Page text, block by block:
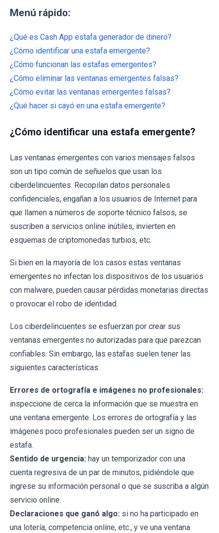
Menú rápido:
¿Qué es Cash App estafa generador de dinero?
¿Cómo identificar una estafa emergente?
¿Cómo funcionan las estafas emergentes?
¿Cómo eliminar las ventanas emergentes falsas?
¿Cómo evitar las ventanas emergentes falsas?
¿Qué hacer si cayó en una estafa emergente?
¿Cómo identificar una estafa emergente?
Las ventanas emergentes con varios mensajes falsos
son un tipo común de señuelos que usan los
ciberdelincuentes. Recopilan datos personales
confidenciales, engañan a los usuarios de Internet para
que llamen a números de soporte técnico falsos, se
suscriben a servicios online inútiles, invierten en
esquemas de criptomonedas turbios, etc.
Si bien en la mayoría de los casos estas ventanas
emergentes no infectan los dispositivos de los usuarios
con malware, pueden causar pérdidas monetarias directas
o provocar el robo de identidad.
Los ciberdelincuentes se esfuerzan por crear sus
ventanas emergentes no autorizadas para que parezcan
confiables. Sin embargo, las estafas suelen tener las
siguientes características:
Errores de ortografía e imágenes no profesionales:
inspeccione de cerca la información que se muestra en
una ventana emergente. Los errores de ortografía y las
imágenes poco profesionales pueden ser un signo de
estafa.
Sentido de urgencia: hay un temporizador con una
cuenta regresiva de un par de minutos, pidiéndole que
ingrese su información personal o que se suscriba a algún
servicio online.
Declaraciones que ganó algo: si no ha participado en
una lotería, competencia online, etc., y ve una ventana